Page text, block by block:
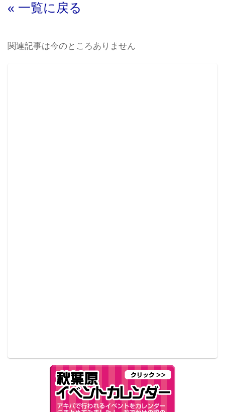
« 一覧に戻る
関連記事は今のところありません